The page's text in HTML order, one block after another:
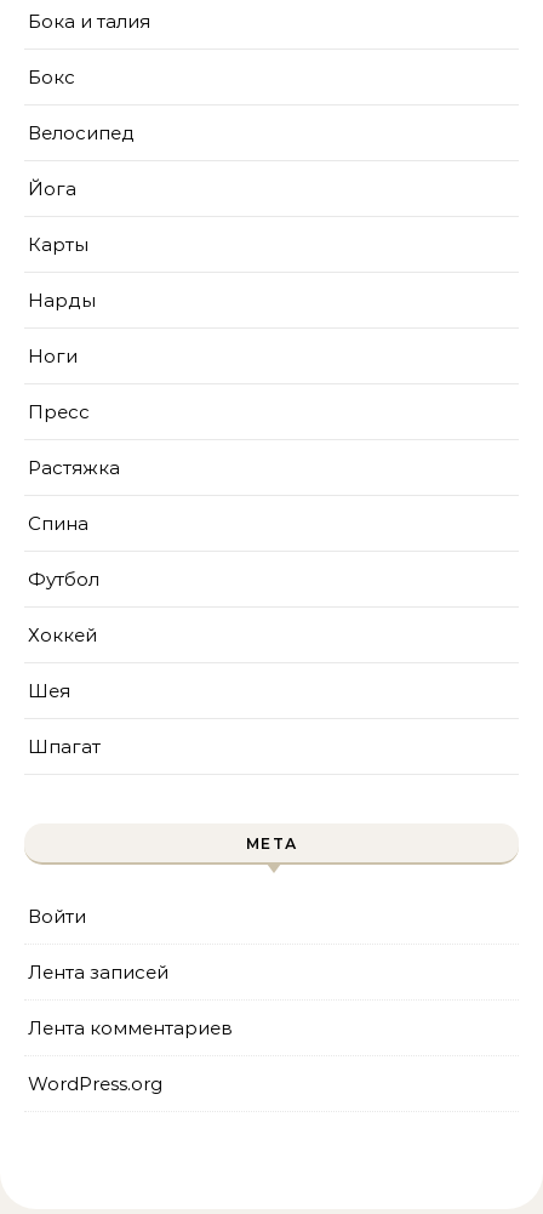
Бока и талия
Бокс
Велосипед
Йога
Карты
Нарды
Ноги
Пресс
Растяжка
Спина
Футбол
Хоккей
Шея
Шпагат
МЕТА
Войти
Лента записей
Лента комментариев
WordPress.org